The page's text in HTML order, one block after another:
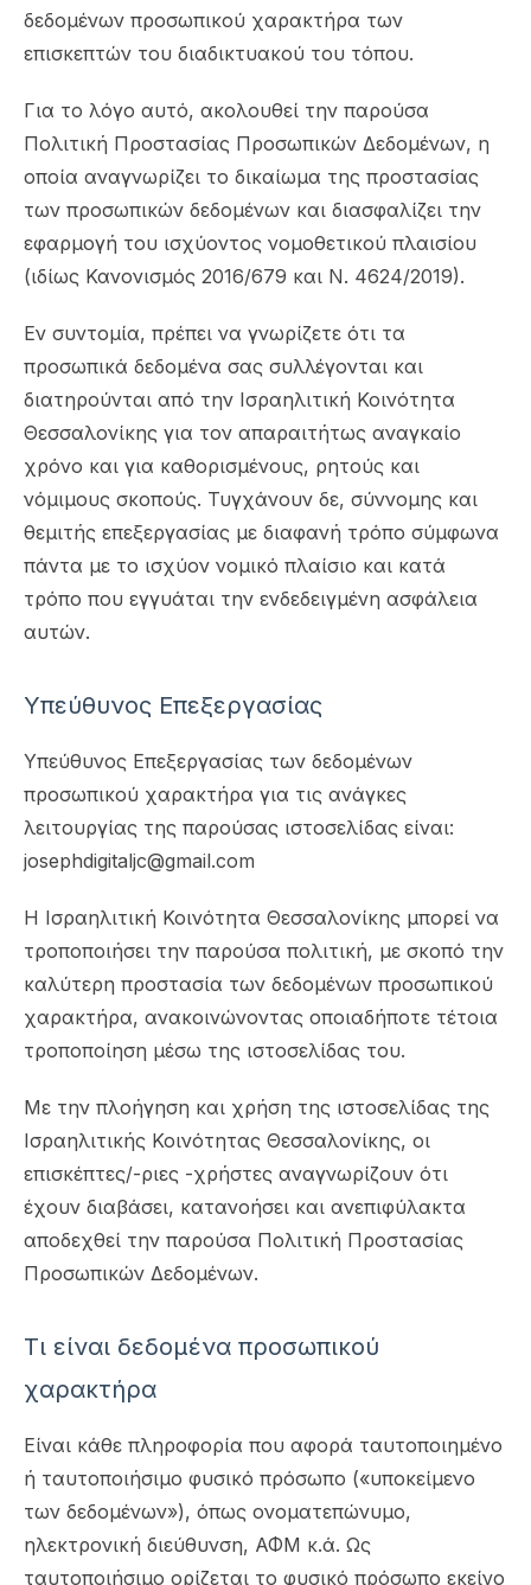
δεδομένων προσωπικού χαρακτήρα των
επισκεπτών του διαδικτυακού του τόπου.
Για το λόγο αυτό, ακολουθεί την παρούσα
Πολιτική Προστασίας Προσωπικών Δεδομένων, η
οποία αναγνωρίζει το δικαίωμα της προστασίας
των προσωπικών δεδομένων και διασφαλίζει την
εφαρμογή του ισχύοντος νομοθετικού πλαισίου
(ιδίως Κανονισμός 2016/679 και Ν. 4624/2019).
Εν συντομία, πρέπει να γνωρίζετε ότι τα
προσωπικά δεδομένα σας συλλέγονται και
διατηρούνται από την Ισραηλιτική Κοινότητα
Θεσσαλονίκης για τον απαραιτήτως αναγκαίο
χρόνο και για καθορισμένους, ρητούς και
νόμιμους σκοπούς. Τυγχάνουν δε, σύννομης και
θεμιτής επεξεργασίας με διαφανή τρόπο σύμφωνα
πάντα με το ισχύον νομικό πλαίσιο και κατά
τρόπο που εγγυάται την ενδεδειγμένη ασφάλεια
αυτών.
Υπεύθυνος Επεξεργασίας
Υπεύθυνος Επεξεργασίας των δεδομένων
προσωπικού χαρακτήρα για τις ανάγκες
λειτουργίας της παρούσας ιστοσελίδας είναι:
josephdigitaljc@gmail.com
Η Ισραηλιτική Κοινότητα Θεσσαλονίκης μπορεί να
τροποποιήσει την παρούσα πολιτική, με σκοπό την
καλύτερη προστασία των δεδομένων προσωπικού
χαρακτήρα, ανακοινώνοντας οποιαδήποτε τέτοια
τροποποίηση μέσω της ιστοσελίδας του.
Με την πλοήγηση και χρήση της ιστοσελίδας της
Ισραηλιτικής Κοινότητας Θεσσαλονίκης, οι
επισκέπτες/-ριες -χρήστες αναγνωρίζουν ότι
έχουν διαβάσει, κατανοήσει και ανεπιφύλακτα
αποδεχθεί την παρούσα Πολιτική Προστασίας
Προσωπικών Δεδομένων.
Τι είναι δεδομένα προσωπικού
χαρακτήρα
Είναι κάθε πληροφορία που αφορά ταυτοποιημένο
ή ταυτοποιήσιμο φυσικό πρόσωπο («υποκείμενο
των δεδομένων»), όπως ονοματεπώνυμο,
ηλεκτρονική διεύθυνση, ΑΦΜ κ.ά. Ως
ταυτοποιήσιμο ορίζεται το φυσικό πρόσωπο εκείνο